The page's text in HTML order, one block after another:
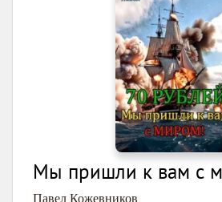
Мы пришли к вам с
Павел Кожевников